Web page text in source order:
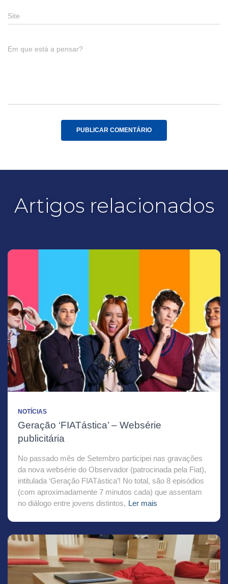
Site
Em que está a pensar?
Artigos relacionados
NOTÍCIAS
Geração ‘FIATástica’ – Websérie
publicitária
No passado mês de Setembro participei nas gravações
da nova websérie do Observador (patrocinada pela Fiat),
intitulada ‘Geração FIATástica’! No total, são 8 episódios
(com aproximadamente 7 minutos cada) que assentam
no diálogo entre jovens distintos, Ler mais